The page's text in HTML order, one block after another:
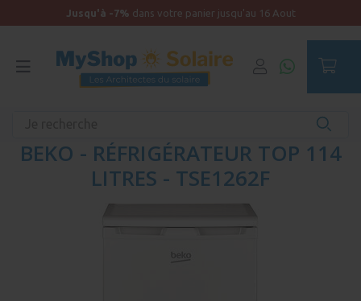
Jusqu'à -7% dans votre panier jusqu'au 16 Aout
BEKO - RÉFRIGÉRATEUR TOP 114
LITRES - TSE1262F